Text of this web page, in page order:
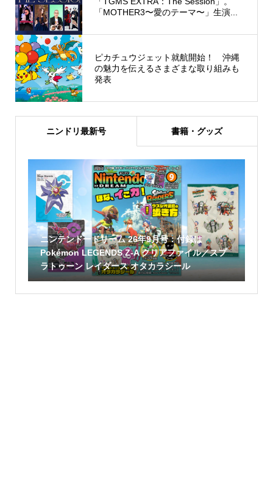
「MOTHER3〜愛のテーマ〜」生演...
ピカチュウジェット就航開始！ 沖縄
の魅力を伝えるさまざまな取り組みも
発表
ニンドリ最新号 書籍・グッズ
ニンテンドードリーム 26年9月号：付録は
Pokémon LEGENDS Z-A クリアファイル／スプ
ラトゥーン レイダース オタカラシール